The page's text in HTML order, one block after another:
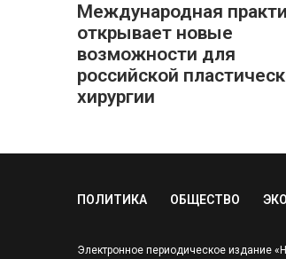
Международная
открывает новые
возможности для
российской
хирургии
ПОЛИТИКА ОБЩЕСТВО
Электронное периодическое издание